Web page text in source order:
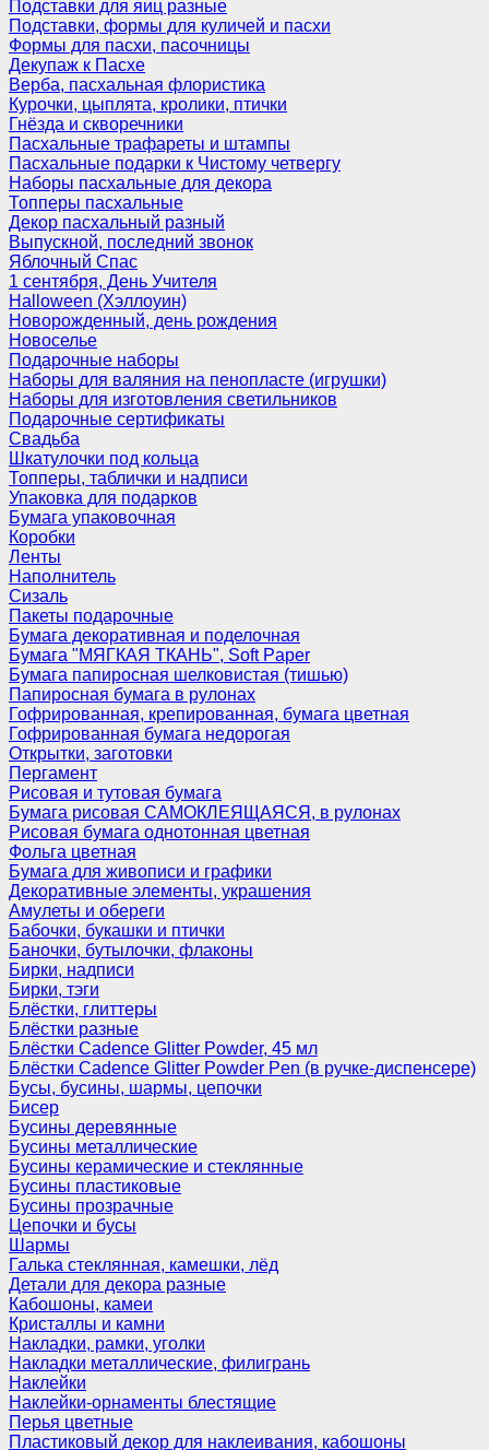
Подставки для яиц разные
Подставки, формы для куличей и пасхи
Формы для пасхи, пасочницы
Декупаж к Пасхе
Верба, пасхальная флористика
Курочки, цыплята, кролики, птички
Гнёзда и скворечники
Пасхальные трафареты и штампы
Пасхальные подарки к Чистому четвергу
Наборы пасхальные для декора
Топперы пасхальные
Декор пасхальный разный
Выпускной, последний звонок
Яблочный Спас
1 сентября, День Учителя
Halloween (Хэллоуин)
Новорожденный, день рождения
Новоселье
Подарочные наборы
Наборы для валяния на пенопласте (игрушки)
Наборы для изготовления светильников
Подарочные сертификаты
Свадьба
Шкатулочки под кольца
Топперы, таблички и надписи
Упаковка для подарков
Бумага упаковочная
Коробки
Ленты
Наполнитель
Сизаль
Пакеты подарочные
Бумага декоративная и поделочная
Бумага "МЯГКАЯ ТКАНЬ", Soft Paper
Бумага папиросная шелковистая (тишью)
Папиросная бумага в рулонах
Гофрированная, крепированная, бумага цветная
Гофрированная бумага недорогая
Открытки, заготовки
Пергамент
Рисовая и тутовая бумага
Бумага рисовая САМОКЛЕЯЩАЯСЯ, в рулонах
Рисовая бумага однотонная цветная
Фольга цветная
Бумага для живописи и графики
Декоративные элементы, украшения
Амулеты и обереги
Бабочки, букашки и птички
Баночки, бутылочки, флаконы
Бирки, надписи
Бирки, тэги
Блёстки, глиттеры
Блёстки разные
Блёстки Cadence Glitter Powder, 45 мл
Блёстки Cadence Glitter Powder Pen (в ручке-диспенсере)
Бусы, бусины, шармы, цепочки
Бисер
Бусины деревянные
Бусины металлические
Бусины керамические и стеклянные
Бусины пластиковые
Бусины прозрачные
Цепочки и бусы
Шармы
Галька стеклянная, камешки, лёд
Детали для декора разные
Кабошоны, камеи
Кристаллы и камни
Накладки, рамки, уголки
Накладки металлические, филигрань
Наклейки
Наклейки-орнаменты блестящие
Перья цветные
Пластиковый декор для наклеивания, кабошоны